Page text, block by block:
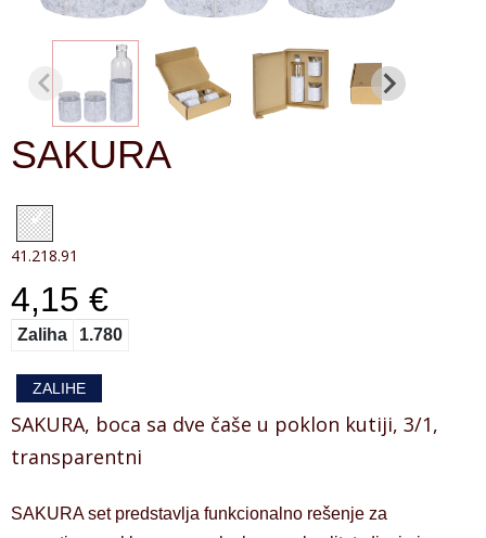
SAKURA
41.218.91
4,15 €
Zaliha 1.780
ZALIHE
SAKURA, boca sa dve čaše u poklon kutiji, 3/1,
transparentni
SAKURA set predstavlja funkcionalno rešenje za